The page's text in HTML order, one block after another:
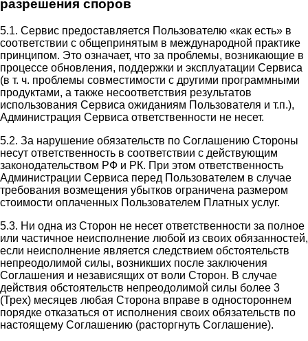
разрешения споров
5.1. Сервис предоставляется Пользователю «как есть» в
соответствии с общепринятым в международной практике
принципом. Это означает, что за проблемы, возникающие в
процессе обновления, поддержки и эксплуатации Сервиса
(в т. ч. проблемы совместимости с другими программными
продуктами, а также несоответствия результатов
использования Сервиса ожиданиям Пользователя и т.п.),
Администрация Сервиса ответственности не несет.
5.2. За нарушение обязательств по Соглашению Стороны
несут ответственность в соответствии с действующим
законодательством РФ и РК. При этом ответственность
Администрации Сервиса перед Пользователем в случае
требования возмещения убытков ограничена размером
стоимости оплаченных Пользователем Платных услуг.
5.3. Ни одна из Сторон не несет ответственности за полное
или частичное неисполнение любой из своих обязанностей,
если неисполнение является следствием обстоятельств
непреодолимой силы, возникших после заключения
Соглашения и независящих от воли Сторон. В случае
действия обстоятельств непреодолимой силы более 3
(Трех) месяцев любая Сторона вправе в одностороннем
порядке отказаться от исполнения своих обязательств по
настоящему Соглашению (расторгнуть Соглашение).